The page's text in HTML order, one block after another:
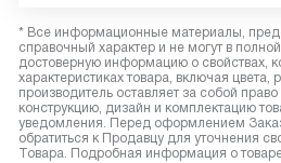
* Все информационные материалы,
справочный характер и не могут в
достоверную информацию о свойствах,
характеристиках товара, включая
производитель оставляет за собой
конструкцию, дизайн и комплектацию
уведомления. Перед оформлением
обратиться к Продавцу для уточнения
Товара. Подробная информация о